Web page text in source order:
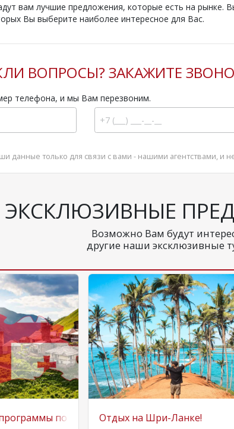
вам лучшие предложения, которые есть на рынке.
Вы выберите наиболее интересное для Вас.
ВОПРОСЫ? ЗАКАЖИТЕ
телефона, и мы Вам перезвоним.
данные только для связи с вами - нашими агентствами, и
ЭКСКЛЮЗИВНЫЕ
Возможно Вам будут
другие наши эксклюзивные
по ГрузииОтдых на Шри-Ланке!